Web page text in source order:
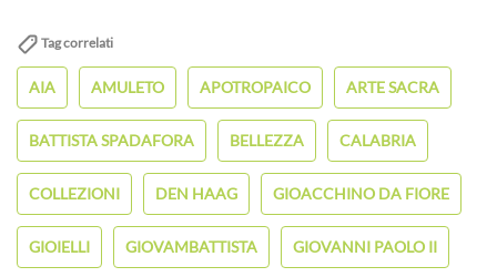
Tag correlati
AIA AMULETO APOTROPAICO ARTE SACRA
BATTISTA SPADAFORA BELLEZZA CALABRIA
COLLEZIONI DEN HAAG GIOACCHINO DA FIORE
GIOIELLI GIOVAMBATTISTA GIOVANNI PAOLO II